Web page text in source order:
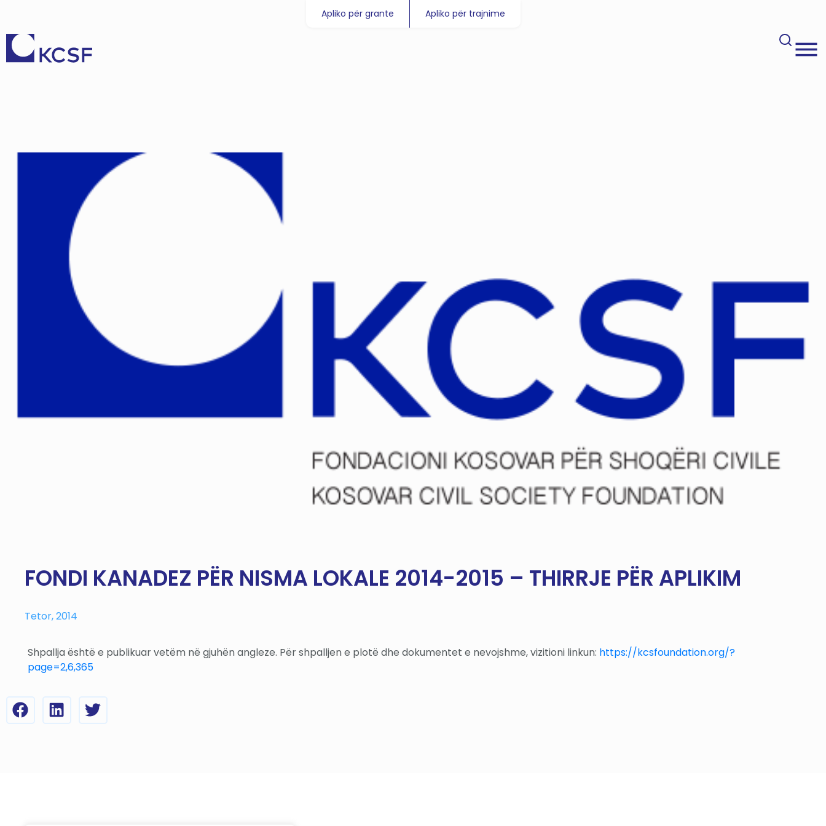
Apliko për grante Apliko për trajnime
FONDI KANADEZ PËR NISMA LOKALE 2014-2015 – THIRRJE PËR APLIKIM
Tetor, 2014
Shpallja është e publikuar vetëm në gjuhën angleze. Për shpalljen e plotë dhe dokumentet e nevojshme, vizitioni linkun: https://kcsfoundation.org/?
page=2,6,365